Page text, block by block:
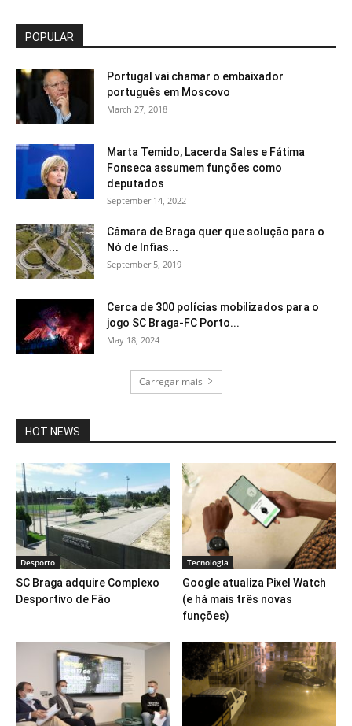
POPULAR
Portugal vai chamar o embaixador
português em Moscovo
March 27, 2018
Marta Temido, Lacerda Sales e Fátima
Fonseca assumem funções como
deputados
September 14, 2022
Câmara de Braga quer que solução para o
Nó de Infias...
September 5, 2019
Cerca de 300 polícias mobilizados para o
jogo SC Braga-FC Porto...
May 18, 2024
Carregar mais
HOT NEWS
Desporto
SC Braga adquire Complexo
Desportivo de Fão
Tecnologia
Google atualiza Pixel Watch
(e há mais três novas
funções)